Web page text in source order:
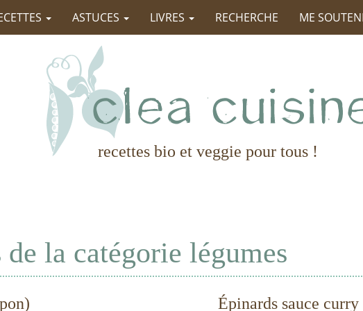
ASTUCES LIVRES RECHERCHE ME
recettes bio et veggie pour tous !
la catégorie légumes
Épinards sauce curry